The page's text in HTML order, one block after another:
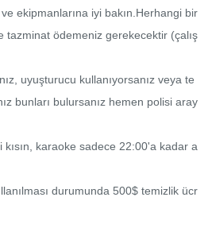
ekipmanlarına iyi bakın.Herhangi bir
tazminat ödemeniz gerekecektir (çalış
uyuşturucu kullanıyorsanız veya te
bunları bulursanız hemen polisi aray
karaoke sadece 22:00'a kadar a
durumunda 500$ temizlik ücr